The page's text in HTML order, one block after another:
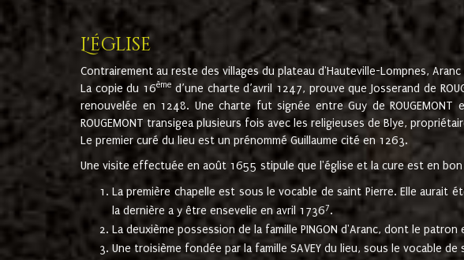
L'église
Contrairement au reste des villages du plateau d'Hauteville-Lompnes,
La copie du 16ème d’une charte d’avril 1247, prouve que Josserand de
renouvelée en 1248. Une charte fut signée entre Guy de
ROUGEMONT transigea plusieurs fois avec les religieuses de Blye,
Le premier curé du lieu est un prénommé Guillaume cité en 1263.
Une visite effectuée en août 1655 stipule que l'église et la cure est en
La première chapelle est sous le vocable de saint Pierre. Elle aurait
la dernière a y être ensevelie en avril 17367.
La deuxième possession de la famille PINGON d'Aranc, dont le patron
Une troisième fondée par la famille SAVEY du lieu, sous le vocable de